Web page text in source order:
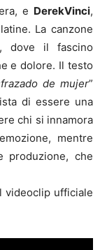
e DerekVinci,
La canzone
, dove il fascino
e dolore. Il testo
de mujer”
di essere una
chi si innamora
mentre
produzione, che
videoclip ufficiale